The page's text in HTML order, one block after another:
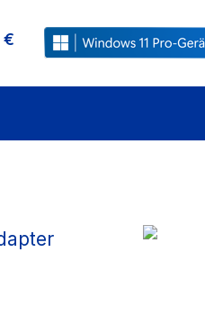
€ Warenkorb enthält 0